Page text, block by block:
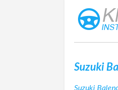
Suzuki
Suzuki